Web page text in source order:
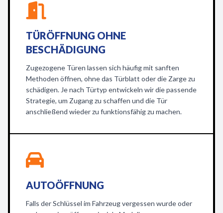
TÜRÖFFNUNG OHNE
BESCHÄDIGUNG
Zugezogene Türen lassen sich häufig mit sanften
Methoden öffnen, ohne das Türblatt oder die Zarge zu
schädigen. Je nach Türtyp entwickeln wir die passende
Strategie, um Zugang zu schaffen und die Tür
anschließend wieder zu funktionsfähig zu machen.
AUTOÖFFNUNG
Falls der Schlüssel im Fahrzeug vergessen wurde oder